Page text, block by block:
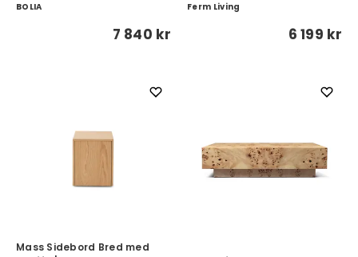
BOLIA
7 840 kr
Ferm Living
6 199 kr
Mass Sidebord Bred med